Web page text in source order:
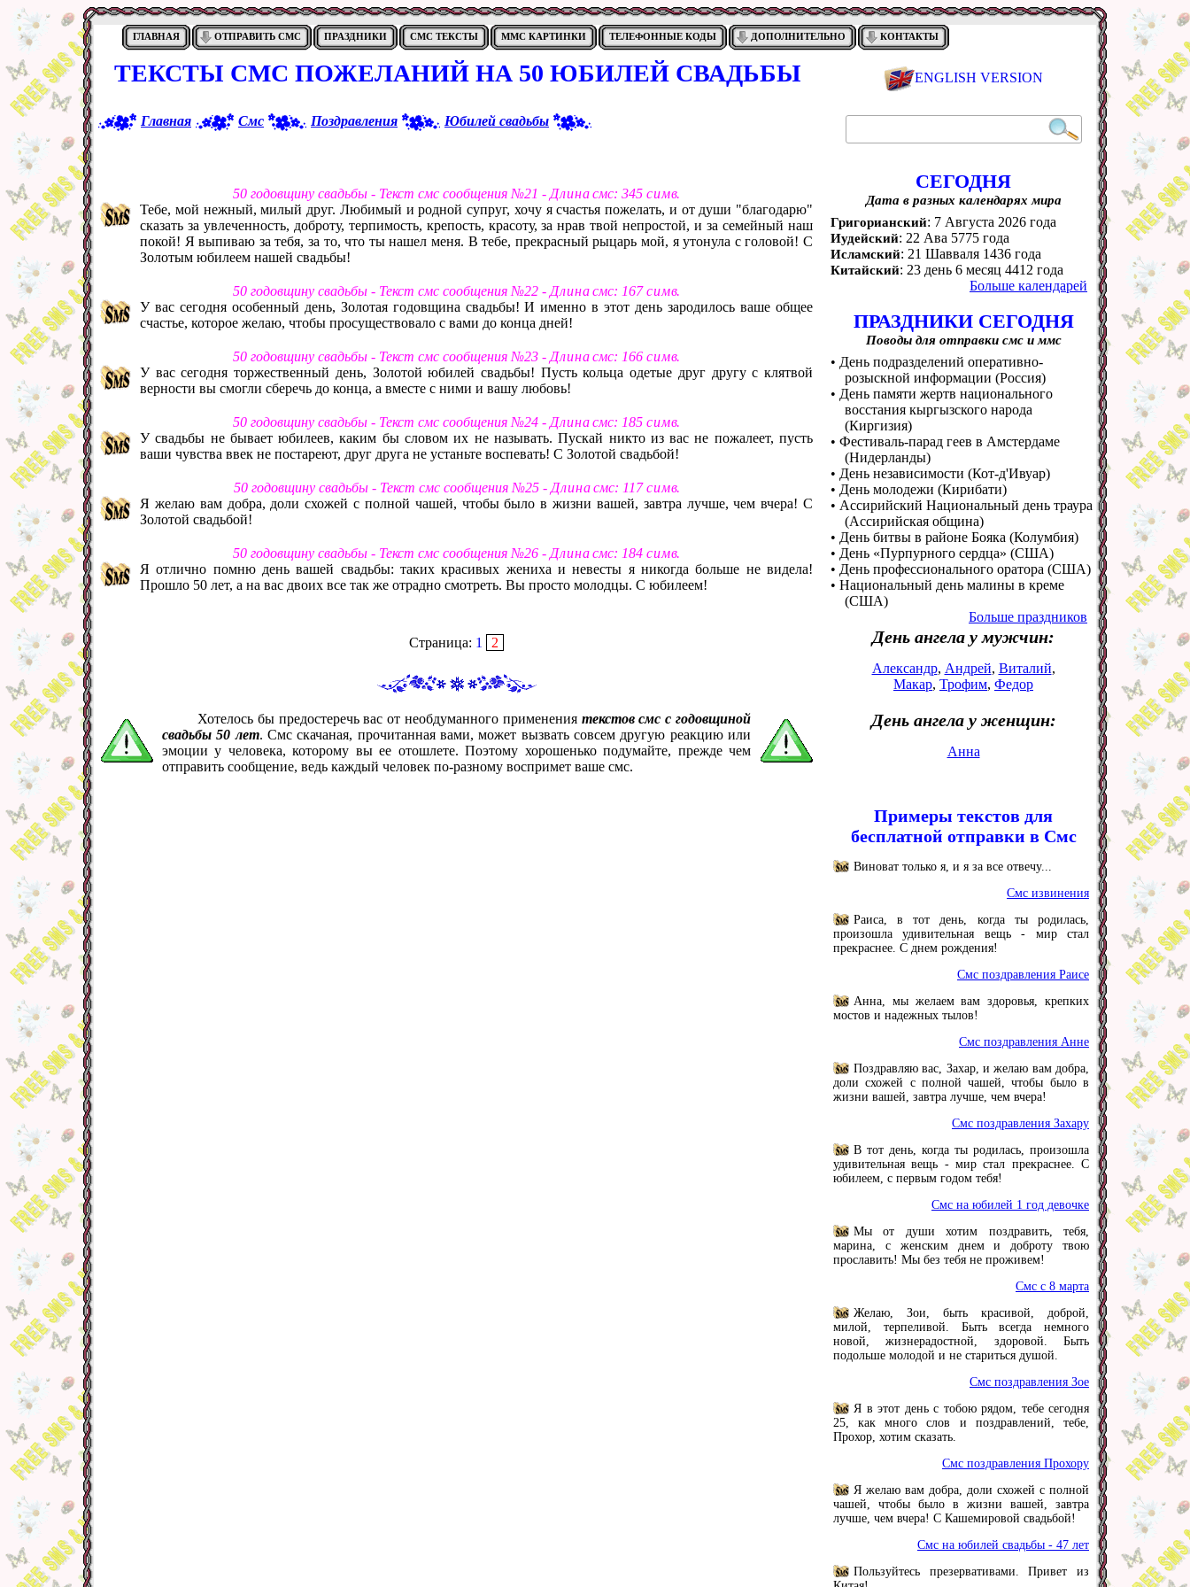
ГЛАВНАЯ ОТПРАВИТЬ СМС ПРАЗДНИКИ СМС ТЕКСТЫ ММС КАРТИНКИ ТЕЛЕФОННЫЕ КОДЫ ДОПОЛНИТЕЛЬНО КОНТАКТЫ
ТЕКСТЫ СМС ПОЖЕЛАНИЙ НА 50 ЮБИЛЕЙ СВАДЬБЫ
Главная Смс Поздравления Юбилей свадьбы
50 годовщину свадьбы - Текст смс сообщения №21 - Д л и н асмс: 345 с и м в.
Тебе, мой нежный, милый друг. Любимый и родной супруг, хочу я счастья пожелать, и от души "благодарю"
сказать за увлеченность, доброту, терпимость, крепость, красоту, за нрав твой непростой, и за семейный наш
покой! Я выпиваю за тебя, за то, что ты нашел меня. В тебе, прекрасный рыцарь мой, я утонула с головой! С
Золотым юбилеем нашей свадьбы!
50 годовщину свадьбы - Текст смс сообщения №22 - Д л и н асмс: 167с и м в.
У вас сегодня особенный день, Золотая годовщина свадьбы! И именно в этот день зародилось ваше общее
счастье, которое желаю, чтобы просуществовало с вами до конца дней!
50 годовщину свадьбы - Текст смс сообщения №23 - Д л и н асмс: 166 с и м в.
У вас сегодня торжественный день, Золотой юбилей свадьбы! Пусть кольца одетые друг другу с клятвой
верности вы смогли сберечь до конца, а вместе с ними и вашу любовь!
50 годовщину свадьбы - Текст смс сообщения №24 - Д л и н асмс: 185 с и м в.
У свадьбы не бывает юбилеев, каким бы словом их не называть. Пускай никто из вас не пожалеет, пусть
ваши чувства ввек не постареют, друг друга не устаньте воспевать! С Золотой свадьбой!
50 годовщину свадьбы - Текст смс сообщения №25 - Д л и н асмс: 117с и м в.
Я желаю вам добра, доли схожей с полной чашей, чтобы было в жизни вашей, завтра лучше, чем вчера! С
Золотой свадьбой!
50 годовщину свадьбы - Текст смс сообщения №26 - Д л и н асмс: 184 с и м в.
Я отлично помню день вашей свадьбы: таких красивых жениха и невесты я никогда больше не видела!
Прошло 50 лет, а на вас двоих все так же отрадно смотреть. Вы просто молодцы. С юбилеем!
Страница: 1 2
Хотелось бы предостеречь вас от необдуманного применения текстов смс с годовщиной
свадьбы 50 лет. Смс скачаная, прочитанная вами, может вызвать совсем другую реакцию или
эмоции у человека, которому вы ее отошлете. Поэтому хорошенько подумайте, прежде чем
отправить сообщение, ведь каждый человек по-разному воспримет ваше смс.
ENGLISH VERSION
СЕГОДНЯ
Дата в разных календарях мира
Григорианский: 7 Августа 2026 года
Иудейский: 22 Ава 5775 года
Исламский: 21 Шавваля 1436 года
Китайский: 23 день 6 месяц 4412 года
Больше календарей
ПРАЗДНИКИ СЕГОДНЯ
Поводы для отправки смс и ммс
• День подразделений оперативно-
розыскной информации (Россия)
• День памяти жертв национального
восстания кыргызского народа
(Киргизия)
• Фестиваль-парад геев в Амстердаме
(Нидерланды)
• День независимости (Кот-д'Ивуар)
• День молодежи (Кирибати)
• Ассирийский Национальный день траура
(Ассирийская община)
• День битвы в районе Бояка (Колумбия)
• День «Пурпурного сердца» (США)
• День профессионального оратора (США)
• Национальный день малины в креме
(США)
Больше праздников
День ангела у мужчин:
Александр, Андрей, Виталий,
Макар, Трофим, Федор
День ангела у женщин:
Анна
Примеры текстов для
бесплатной отправки в Смс
Виноват только я, и я за все отвечу...
Смс извинения
Раиса, в тот день, когда ты родилась,
произошла удивительная вещь - мир стал
прекраснее. С днем рождения!
Смс поздравления Раисе
Анна, мы желаем вам здоровья, крепких
мостов и надежных тылов!
Смс поздравления Анне
Поздравляю вас, Захар, и желаю вам добра,
доли схожей с полной чашей, чтобы было в
жизни вашей, завтра лучше, чем вчера!
Смс поздравления Захару
В тот день, когда ты родилась, произошла
удивительная вещь - мир стал прекраснее. С
юбилеем, с первым годом тебя!
Смс на юбилей 1 год девочке
Мы от души хотим поздравить, тебя,
марина, с женским днем и доброту твою
прославить! Мы без тебя не проживем!
Смс с 8 марта
Желаю, Зои, быть красивой, доброй,
милой, терпеливой. Быть всегда немного
новой, жизнерадостной, здоровой. Быть
подольше молодой и не стариться душой.
Смс поздравления Зое
Я в этот день с тобою рядом, тебе сегодня
25, как много слов и поздравлений, тебе,
Прохор, хотим сказать.
Смс поздравления Прохору
Я желаю вам добра, доли схожей с полной
чашей, чтобы было в жизни вашей, завтра
лучше, чем вчера! С Кашемировой свадьбой!
Смс на юбилей свадьбы - 47 лет
Пользуйтесь презервативами. Привет из